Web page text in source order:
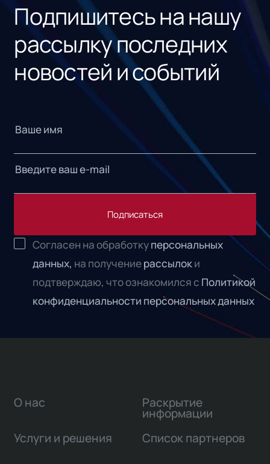
Подпишитесь на нашу
рассылку последних
новостей и событий
Подписаться
Согласен на обработкуперсональных
данных, на получениерассылоки
подтверждаю, что ознакомился с Политикой
конфиденциальности персональных данных
О нас
Услуги и решения
Раскрытие
информации
Список партнеров